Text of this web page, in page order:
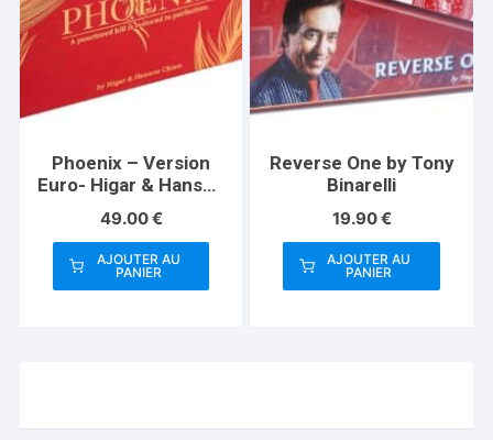
Phoenix – Version
Euro- Higar & Hanson
49.00€
AJOUTER AU
PANIER
Reverse One by Tony
Binarelli
19.90€
AJOUTER AU
PANIER